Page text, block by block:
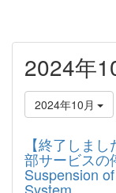
2024年
2024年10月
【終了しま
部サービスの
Suspension